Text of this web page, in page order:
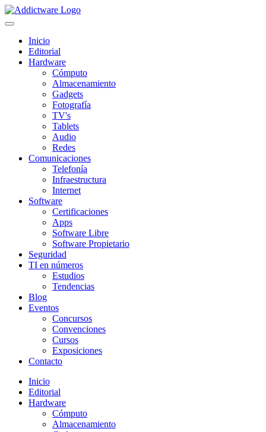
Inicio
Editorial
Hardware
Cómputo
Almacenamiento
Gadgets
Fotografía
TV's
Tablets
Audio
Redes
Comunicaciones
Telefonía
Infraestructura
Internet
Software
Certificaciones
Apps
Software Libre
Software Propietario
Seguridad
TI en números
Estudios
Tendencias
Blog
Eventos
Concursos
Convenciones
Cursos
Exposiciones
Contacto
Inicio
Editorial
Hardware
Cómputo
Almacenamiento